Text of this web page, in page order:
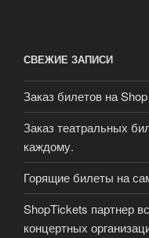
СВЕЖИЕ ЗАПИСИ
Заказ билетов на
Заказ театральных
каждому.
Горящие билеты на
ShopTickets партнер
концертных